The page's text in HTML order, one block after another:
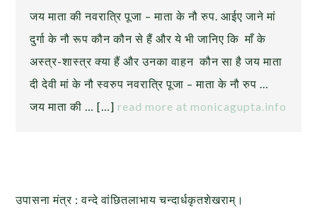
जय माता की नवरात्रि पूजा – माता के नौ रुप. आईए जाने मां
दुर्गा के नौ रूप कौन कौन से हैं और ये भी जानिए कि माँ के
अस्त्र-शास्त्र क्या हैं और उनका वाहन कौन सा है जय माता
दी देवी मां के नौ स्वरुप नवरात्रि पूजा – माता के नौ रुप …
जय माता की … […] read more at monicagupta.info
उपासना मंत्र : वन्दे वांछितलाभाय चन्दार्धकृतशेखराम्।